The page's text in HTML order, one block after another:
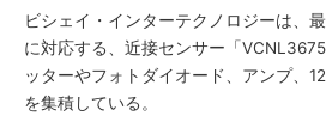
ビシェイ・インターテクノロジーは、
に対応する、近接センサー「
ッターやフォトダイオード、アンプ、
を集積している。